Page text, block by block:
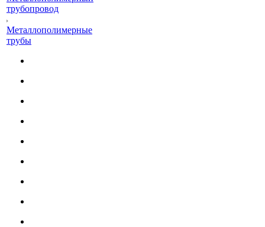
трубопровод
Металлополимерные
трубы